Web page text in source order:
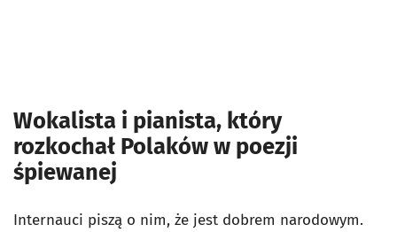
Wokalista i pianista, który
rozkochał Polaków w poezji
śpiewanej
Internauci piszą o nim, że jest dobrem narodowym.